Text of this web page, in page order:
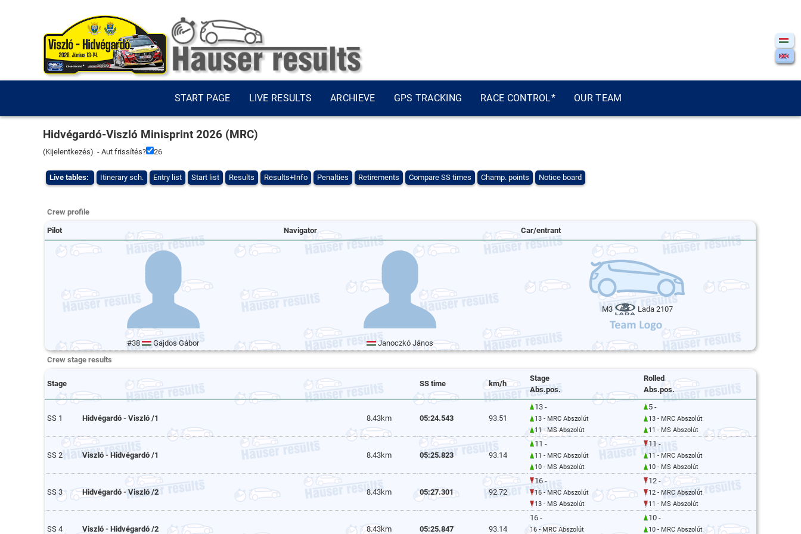
START PAGE LIVE RESULTS ARCHIEVE GPS TRACKING RACE CONTROL* OUR TEAM
Hidvégardó-Viszló Minisprint 2026 (MRC)
(Kijelentkezés) - Aut frissítés? 26
Live tables: Itinerary sch. Entry list Start list Results Results+Info Penalties Retirements Compare SS times Champ. points Notice board
Crew profile
Pilot Navigator Car/entrant
#38 Gajdos Gábor Janoczkó János
M3 Lada 2107
Crew stage results
Stage SS time km/h
Stage
Abs.pos.
Rolled
Abs.pos.
SS 1 Hidvégardó - Viszló /1 8.43km 05:24.543 93.51
13 -
13 - MRC Abszolút
11 - MS Abszolút
5 -
13 - MRC Abszolút
11 - MS Abszolút
SS 2 Viszló - Hidvégardó /1 8.43km 05:25.823 93.14
11 -
11 - MRC Abszolút
10 - MS Abszolút
11 -
11 - MRC Abszolút
10 - MS Abszolút
SS 3 Hidvégardó - Viszló /2 8.43km 05:27.301 92.72
16 -
16 - MRC Abszolút
13 - MS Abszolút
12 -
12 - MRC Abszolút
11 - MS Abszolút
SS 4 Viszló - Hidvégardó /2 8.43km 05:25.847 93.14
16 -
16 - MRC Abszolút
10 -
10 - MRC Abszolút